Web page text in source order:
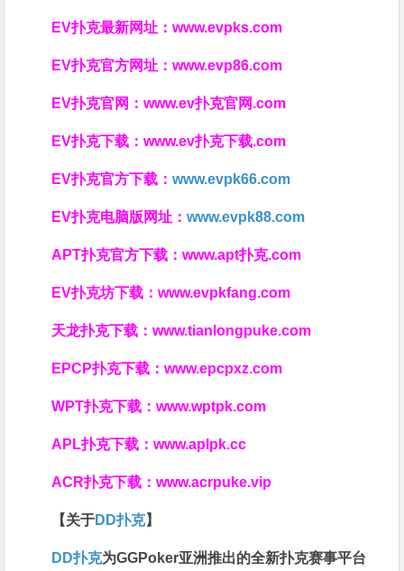
EV扑克最新网址：www.evpks.com
EV扑克官方网址：www.evp86.com
EV扑克官网：www.ev扑克官网.com
EV扑克下载：www.ev扑克下载.com
EV扑克官方下载：www.evpk66.com
EV扑克电脑版网址：www.evpk88.com
APT扑克官方下载：www.apt扑克.com
EV扑克坊下载：www.evpkfang.com
天龙扑克下载：www.tianlongpuke.com
EPCP扑克下载：www.epcpxz.com
WPT扑克下载：www.wptpk.com
APL扑克下载：www.aplpk.cc
ACR扑克下载：www.acrpuke.vip
【关于DD扑克】
DD扑克为GGPoker亚洲推出的全新扑克赛事平台